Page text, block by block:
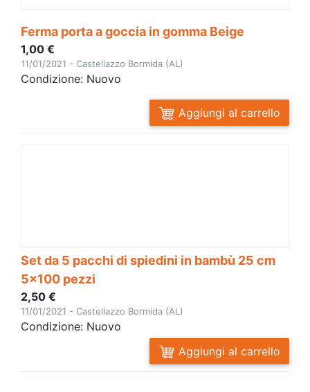
Ferma porta a goccia in gomma Beige
1,00 €
11/01/2021 - Castellazzo Bormida (AL)
Condizione: Nuovo
Aggiungi al carrello
Set da 5 pacchi di spiedini in bambù 25 cm
5x100 pezzi
2,50 €
11/01/2021 - Castellazzo Bormida (AL)
Condizione: Nuovo
Aggiungi al carrello